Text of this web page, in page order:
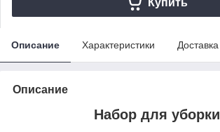
Описание Характеристики Доставка
Описание
Набор для уборки